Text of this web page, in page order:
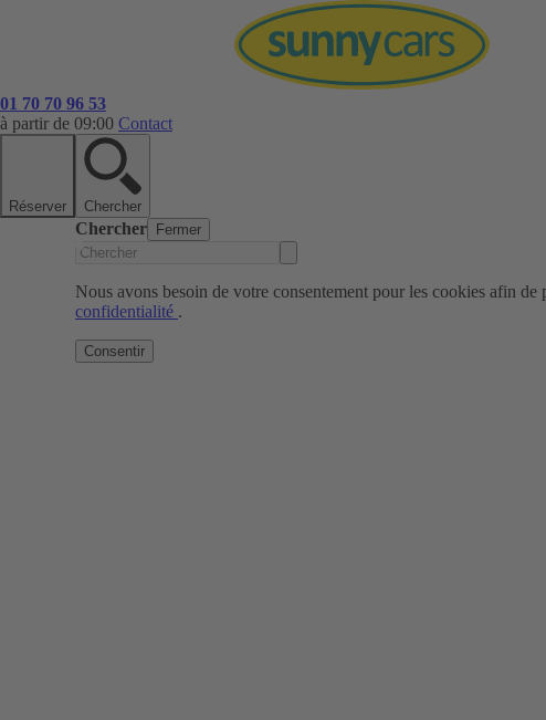
01 70 70 96 53
à partir de 09:00 Contact
Réserver Chercher
Chercher Fermer
Nous avons besoin de votre consentement pour les cookies afin
confidentialité .
Consentir